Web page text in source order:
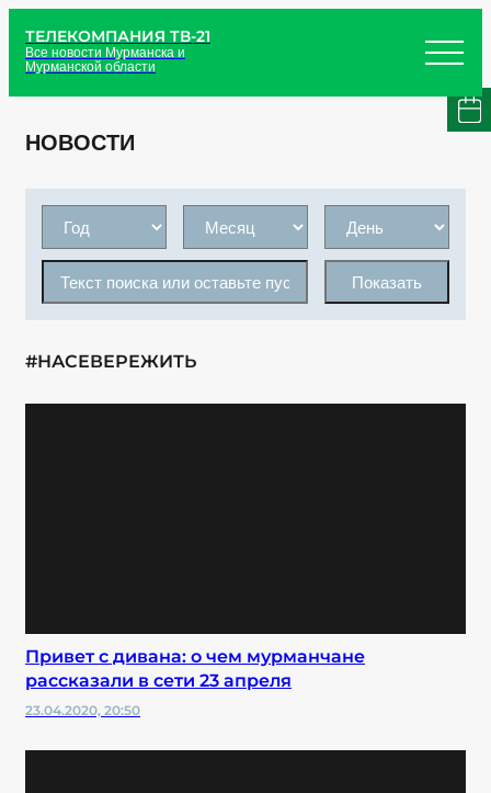
ТЕЛЕКОМПАНИЯ ТВ-21
Все новости Мурманска и
Мурманской области
НОВОСТИ
Показать
#НАСЕВЕРЕЖИТЬ
Привет с дивана: о чем мурманчане
рассказали в сети 23 апреля
23.04.2020, 20:50